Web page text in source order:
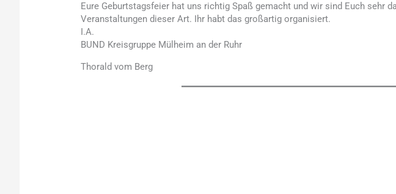
Eure Geburtstagsfeier hat uns richtig Spaß gemacht und wir sind Euch sehr
Veranstaltungen dieser Art. Ihr habt das großartig organisiert.
I.A.
BUND Kreisgruppe Mülheim an der Ruhr
Thorald vom Berg